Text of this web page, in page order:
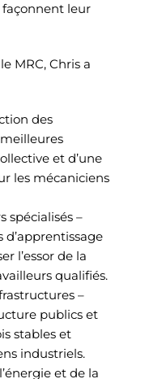
leur
MRC, Chris a
des
et d’une
les mécaniciens
spécialisés –
l’essor de la
qualifiés.
–
publics et
stables et
industriels.
et de la